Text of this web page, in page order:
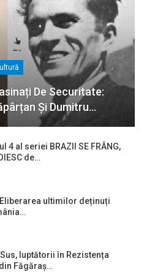
De Securitate:
Și Dumitru…
4 al seriei BRAZII SE FRÂNG,
de…
ultimilor deținuți
luptătorii în Rezistența
Făgăraș…